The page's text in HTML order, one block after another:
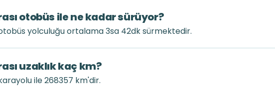
otobüs ile ne kadar sürüyor?
yolculuğu ortalama 3sa 42dk sürmektedir.
uzaklık kaç km?
ile 268357 km'dir.